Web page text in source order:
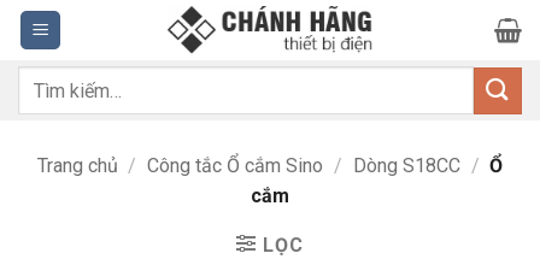
Bỏ
qua
nội
dung
Tìm
Trang chủ / Công tắc Ổ cắm Sino / Dòng S18CC / Ổ
cắm
LỌC